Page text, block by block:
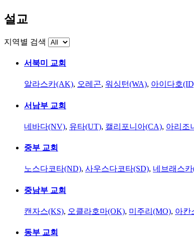
설교
지역별 검색
서북미 교회
알라스카(AK), 오레곤, 워싱턴(WA), 아이다호
서남부 교회
네바다(NV), 유타(UT), 캘리포니아(CA), 아리조
중부 교회
노스다코타(ND), 사우스다코타(SD), 네브래스
중남부 교회
캔자스(KS), 오클라호마(OK), 미주리(MO), 아칸
동부 교회